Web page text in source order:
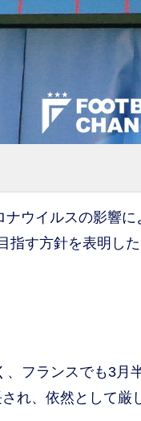
ウイルスの影響に
す方針を表明した
フランスでも3月
れ、依然として厳